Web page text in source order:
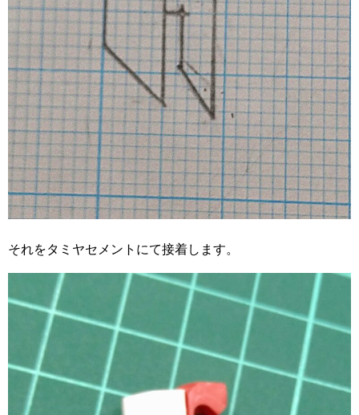
それをタミヤセメントにて接着します。